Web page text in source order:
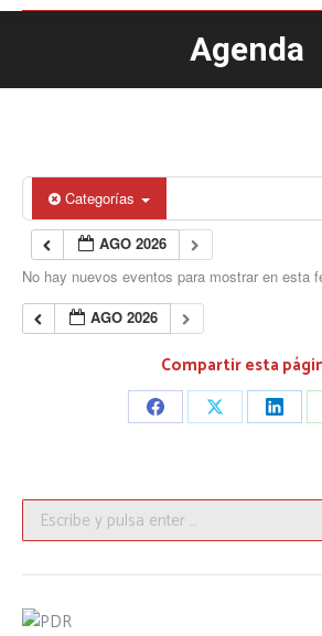
Agenda
Estás aquí:
Categorías
AGO 2026
No hay nuevos eventos para mostrar en esta
AGO 2026
Compartir esta
Share Share Share
Buscar: